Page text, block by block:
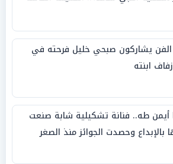
يشاركون صبحي خليل فرحته في
ابنته
أيمن طه.. فنانة تشكيلية شابة صنعت
بالإبداع وحصدت الجوائز منذ الصغر